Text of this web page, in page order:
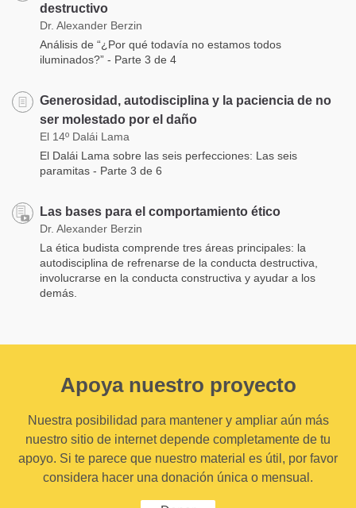
destructivo
Dr. Alexander Berzin
Análisis de “¿Por qué todavía no estamos todos
iluminados?” - Parte 3 de 4
Generosidad, autodisciplina y la paciencia de no
ser molestado por el daño
El 14º Dalái Lama
El Dalái Lama sobre las seis perfecciones: Las seis
paramitas - Parte 3 de 6
Las bases para el comportamiento ético
Dr. Alexander Berzin
La ética budista comprende tres áreas principales: la
autodisciplina de refrenarse de la conducta destructiva,
involucrarse en la conducta constructiva y ayudar a los
demás.
Apoya nuestro proyecto
Nuestra posibilidad para mantener y ampliar aún más
nuestro sitio de internet depende completamente de tu
apoyo. Si te parece que nuestro material es útil, por favor
considera hacer una donación única o mensual.